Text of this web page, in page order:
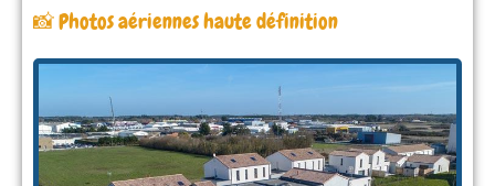
📸 Photos aériennes haute définition